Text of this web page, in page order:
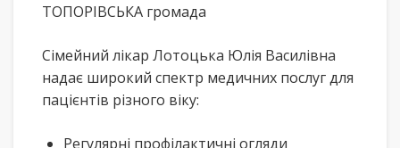
ТОПОРІВСЬКА громада
Сімейний лікар Лотоцька Юлія Василівна
надає широкий спектр медичних послуг для
пацієнтів різного віку:
Регулярні профілактичні огляди